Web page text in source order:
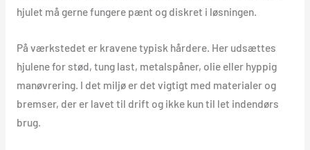
hjulet må gerne fungere pænt og diskret i løsningen.
På værkstedet er kravene typisk hårdere. Her udsættes
hjulene for stød, tung last, metalspåner, olie eller hyppig
manøvrering. I det miljø er det vigtigt med materialer og
bremser, der er lavet til drift og ikke kun til let indendørs
brug.